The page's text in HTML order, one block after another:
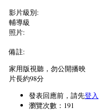
影片級別:
輔導級
照片:
備註:
家用版視聽，勿公開播映
片長約98分
發表回應前，請先登入
瀏覽次數：191